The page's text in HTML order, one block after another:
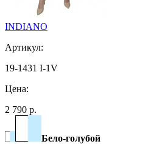
INDIANO
Артикул:
19-1431 I-1V
Цена:
2 790 р.
Бело-голубой